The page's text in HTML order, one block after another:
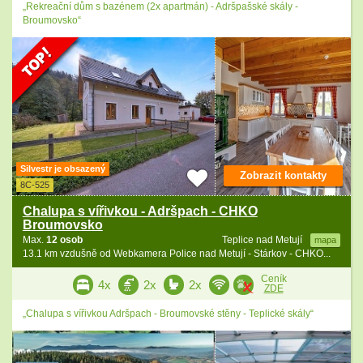
„Rekreační dům s bazénem (2x apartmán) - Adršpašské skály -
Broumovsko“
Silvestr je obsazený
8C-525
Chalupa s vířivkou - Adršpach - CHKO
Broumovsko
Teplice nad Metují mapa
Max. 12 osob
13.1 km vzdušně od Webkamera Police nad Metují - Stárkov - CHKO...
Zobrazit kontakty
4x 2x 2x
Ceník
ZDE
„Chalupa s vířivkou Adršpach - Broumovské stěny - Teplické skály“